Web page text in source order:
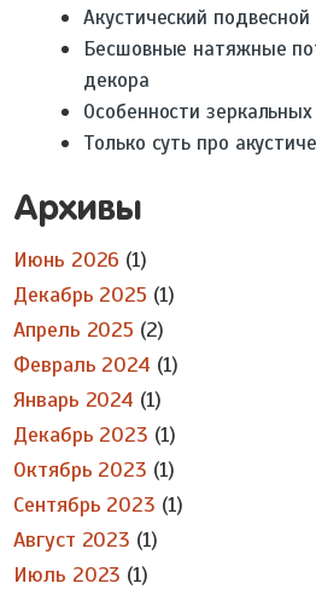
Акустический
Бесшовные натяжные
декора
Особенности
Только суть про
Архивы
Июнь 2026 (1)
Декабрь 2025 (1)
Апрель 2025 (2)
Февраль 2024 (1)
Январь 2024 (1)
Декабрь 2023 (1)
Октябрь 2023 (1)
Сентябрь 2023 (1)
Август 2023 (1)
Июль 2023 (1)